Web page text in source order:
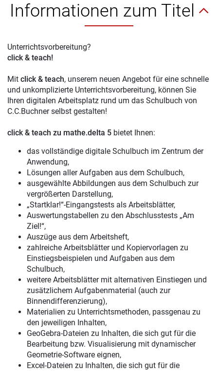
Informationen zum Titel
Unterrichtsvorbereitung?
click & teach!
Mit click & teach, unserem neuen Angebot für eine schnelle
und unkomplizierte Unterrichtsvorbereitung, können Sie
Ihren digitalen Arbeitsplatz rund um das Schulbuch von
C.C.Buchner selbst gestalten!
click & teach zu mathe.delta 5 bietet Ihnen:
das vollständige digitale Schulbuch im Zentrum der
Anwendung,
Lösungen aller Aufgaben aus dem Schulbuch,
ausgewählte Abbildungen aus dem Schulbuch zur
vergrößerten Darstellung,
„Startklar!“-Eingangstests als Arbeitsblätter,
Auswertungstabellen zu den Abschlusstests „Am
Ziel!“,
Auszüge aus dem Arbeitsheft,
zahlreiche Arbeitsblätter und Kopiervorlagen zu
Einstiegsbeispielen und Aufgaben aus dem
Schulbuch,
weitere Arbeitsblätter mit alternativen Einstiegen und
zusätzlichem Aufgabenmaterial (auch zur
Binnendifferenzierung),
Materialien zu Unterrichtsmethoden, passgenau zu
den jeweiligen Inhalten,
GeoGebra-Dateien zu Inhalten, die sich gut für die
Bearbeitung bzw. Visualisierung mit dynamischer
Geometrie-Software eignen,
Excel-Dateien zu Inhalten, die sich gut für die